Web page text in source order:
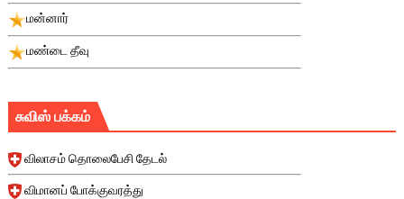
மன்னார்
மண்டை தீவு
சுவிஸ் பக்கம்
விலாசம் தொலைபேசி தேடல்
விமானப் போக்குவரத்து